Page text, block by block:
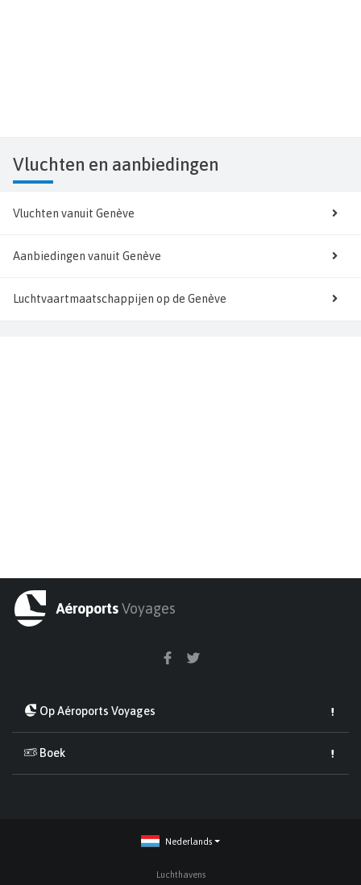
Vluchten en aanbiedingen
Vluchten vanuit Genève
Aanbiedingen vanuit Genève
Luchtvaartmaatschappijen op de Genève
AéroportsVoyages
Op Aéroports Voyages
Boek
Nederlands
Luchthavens